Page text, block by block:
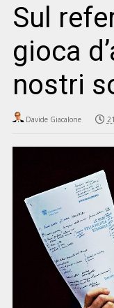
Sul
gioca
nostri
Davide Giacalone